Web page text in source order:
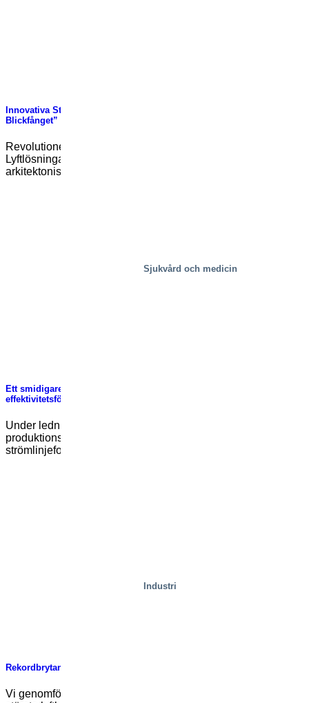
Sjukvård och medicin
Industri
Innovativa Stadssiluetter: Presentation av konceptet ”Dolt i
Blickfånget”
Revolutionerande Arkitektonisk Design med Osynliga
Lyftlösningar I dagens snabbt föränderliga värld är
arkitektonisk innovation inte [...]
Ett smidigare och säkrare tillvägagångssätt: 50 %
effektivitetsförbättring
Under ledning av produktionschef Flemming Pedersen har
produktionshallen utvecklats från traditionella metoder till en
strömlinjeformad [...]
Rekordbrytande lyftbordstest i Göteborg!
Vi genomför för närvarande hydrauliska tester på Europas